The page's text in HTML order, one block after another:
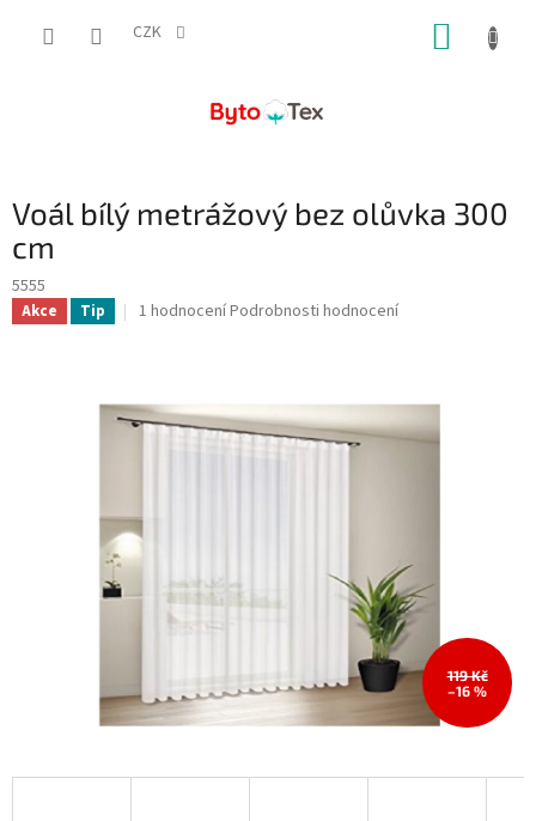
CZK
Voál bílý metrážový bez olůvka 300
cm
5555
Akce Tip
Průměrné
5,0
z
1 hodnoceníPodrobnosti hodnocení
119 Kč
–16 %